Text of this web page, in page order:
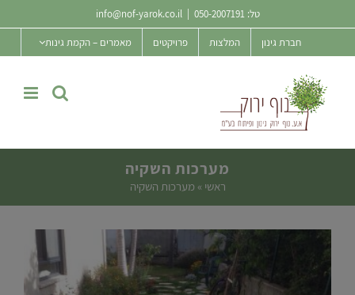
to
טל:050-2007191
info@nof-yarok.co.il
חברת גינון המלצות פרויקטים מאמרים – הקמת גינות
מערכות השקיה
ראשי » מערכות השקיה